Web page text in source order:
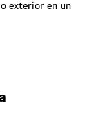
exterior en un